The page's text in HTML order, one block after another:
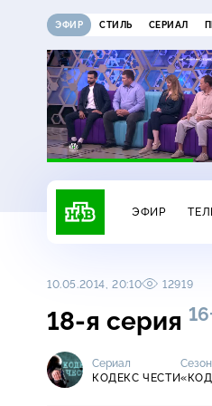
ЭФИР СТИЛЬ СЕРИАЛ
07:35
Лесник16+
ЭФИР
10.05.2014, 20:10 12919
18-я серия
Сериал
КОДЕКС ЧЕСТИ
Сезон